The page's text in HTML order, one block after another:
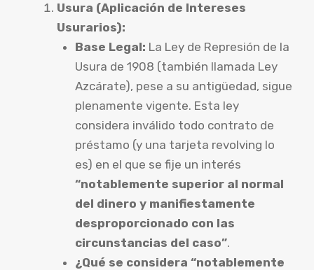
Usura (Aplicación de Intereses
Usurarios):
Base Legal: La Ley de Represión de la
Usura de 1908 (también llamada Ley
Azcárate), pese a su antigüedad, sigue
plenamente vigente. Esta ley
considera inválido todo contrato de
préstamo (y una tarjeta revolving lo
es) en el que se fije un interés
“notablemente superior al normal
del dinero y manifiestamente
desproporcionado con las
circunstancias del caso”.
¿Qué se considera “notablemente